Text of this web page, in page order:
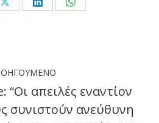
Share Share Share
Previous
“Οι απειλές εναντίον
συνιστούν ανεύθυνη